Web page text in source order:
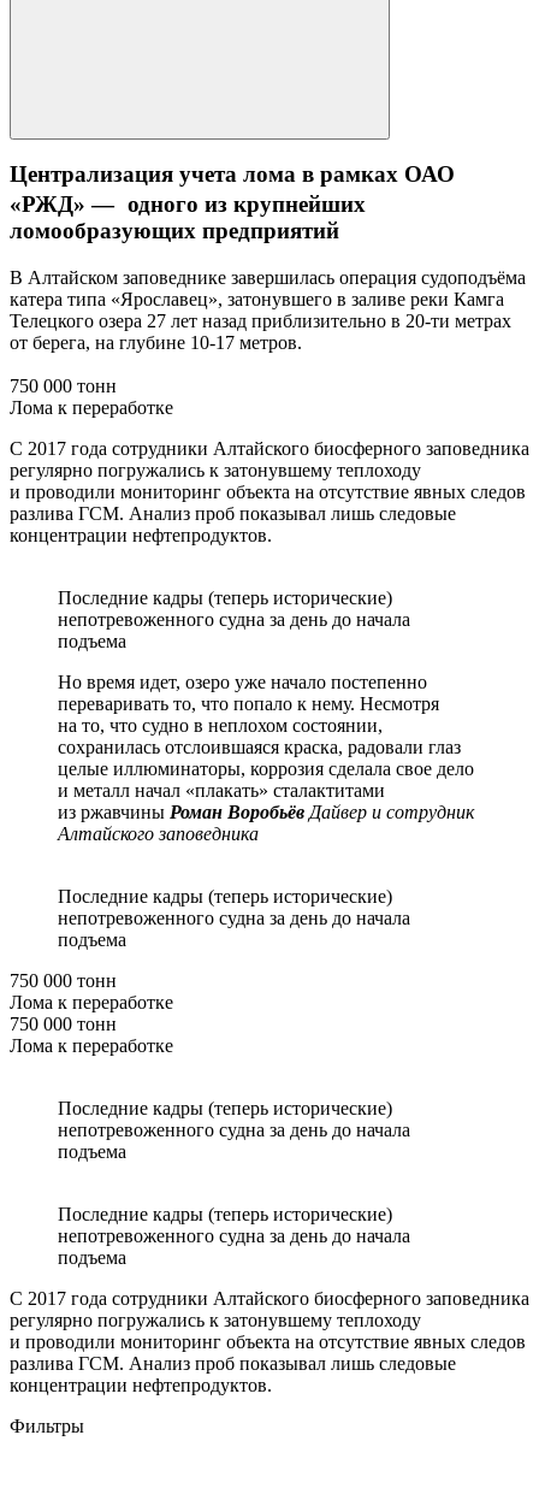
Централизация учета лома в рамках ОАО
«РЖД» — одного из крупнейших
ломообразующих предприятий
В Алтайском заповеднике завершилась операция судоподъёма
катера типа «Ярославец», затонувшего в заливе реки Камга
Телецкого озера 27 лет назад приблизительно в 20-ти метрах
от берега, на глубине 10-17 метров.
750 000 тонн
Лома к переработке
С 2017 года сотрудники Алтайского биосферного заповедника
регулярно погружались к затонувшему теплоходу
и проводили мониторинг объекта на отсутствие явных следов
разлива ГСМ. Анализ проб показывал лишь следовые
концентрации нефтепродуктов.
Последние кадры (теперь исторические)
непотревоженного судна за день до начала
подъема
Но время идет, озеро уже начало постепенно
переваривать то, что попало к нему. Несмотря
на то, что судно в неплохом состоянии,
сохранилась отслоившаяся краска, радовали глаз
целые иллюминаторы, коррозия сделала свое дело
и металл начал «плакать» сталактитами
из ржавчины Роман Воробьёв Дайвер и сотрудник
Алтайского заповедника
Последние кадры (теперь исторические)
непотревоженного судна за день до начала
подъема
750 000 тонн
Лома к переработке
750 000 тонн
Лома к переработке
Последние кадры (теперь исторические)
непотревоженного судна за день до начала
подъема
Последние кадры (теперь исторические)
непотревоженного судна за день до начала
подъема
С 2017 года сотрудники Алтайского биосферного заповедника
регулярно погружались к затонувшему теплоходу
и проводили мониторинг объекта на отсутствие явных следов
разлива ГСМ. Анализ проб показывал лишь следовые
концентрации нефтепродуктов.
Фильтры